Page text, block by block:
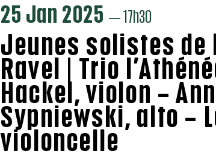
25 Jan 2025 — 17h30
Jeunes solistes de
Ravel | Trio
Hackel, violon –
Sypniewski, alto –
violoncelle